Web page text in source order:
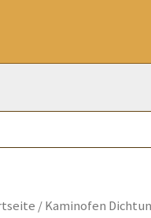
/Kaminofen